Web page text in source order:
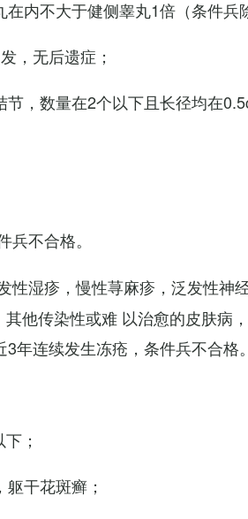
内不大于健侧睾丸1倍（条件兵
，无后遗症；
，数量在2个以下且长径均在
不合格。
性湿疹，慢性荨麻疹，泛发性神
他传染性或难 以治愈的皮肤病
年连续发生冻疮，条件兵不合格。
；
干花斑癣；